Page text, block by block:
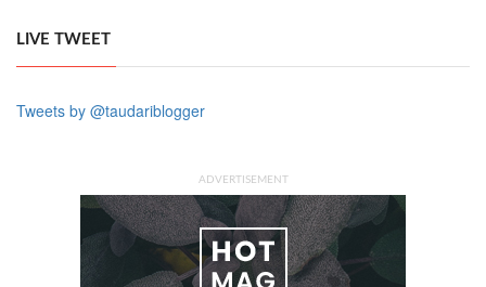
LIVE TWEET
Tweets by @taudariblogger
ADVERTISEMENT